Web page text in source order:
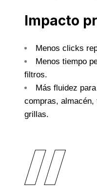
Impacto
Menos clicks
Menos tiempo
filtros.
Más fluidez
compras,
grillas.